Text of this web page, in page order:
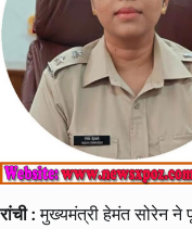
रांची :मुख्यमंत्री हेमंत सोरेन ने